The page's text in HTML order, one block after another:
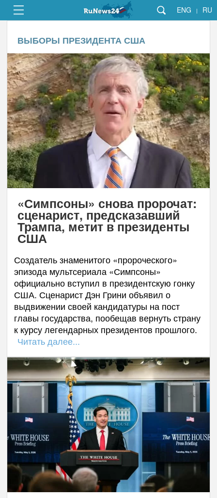
ENG | RU
ВЫБОРЫ ПРЕЗИДЕНТА США
«Симпсоны» снова пророчат:
сценарист, предсказавший
Трампа, метит в президенты
США
Создатель знаменитого «пророческого»
эпизода мультсериала «Симпсоны»
официально вступил в президентскую гонку
США. Сценарист Дэн Грини объявил о
выдвижении своей кандидатуры на пост
главы государства, пообещав вернуть страну
к курсу легендарных президентов прошлого.
Читать далее...